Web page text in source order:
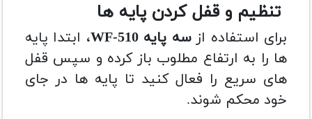
تنظیم و قفل کردن پایه ها
برای استفاده از سه پایه WF-510
، ابتدا پایه
ها را به ارتفاع مطلوب باز کرده و سپس قفل
های سریع را فعال کنید تا پایه ها در جای
خود محکم شوند.